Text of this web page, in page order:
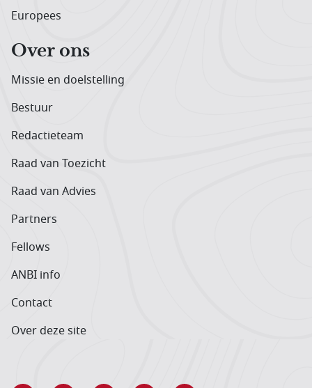
Europees
Over ons
Missie en doelstelling
Bestuur
Redactieteam
Raad van Toezicht
Raad van Advies
Partners
Fellows
ANBI info
Contact
Over deze site